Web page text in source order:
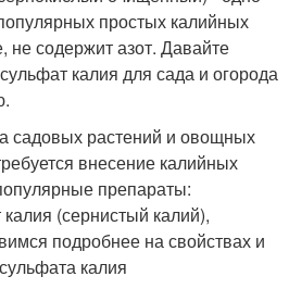
простых калийных
не содержит азот. Давайте
калия для сада и огорода
садовых растений и овощных
внесение калийных
препараты:
(сернистый калий),
подробнее на свойствах и
калия